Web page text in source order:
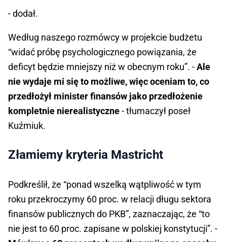
- dodał.
Według naszego rozmówcy w projekcie budżetu
“widać próbę psychologicznego powiązania, że
deficyt będzie mniejszy niż w obecnym roku”. -Ale
nie wydaje mi się to możliwe, więc oceniam to, co
przedłożył minister finansów jako przedłożenie
kompletnie nierealistyczne- tłumaczył poseł
Kuźmiuk.
Złamiemy kryteria Mastricht
Podkreślił, że “ponad wszelką wątpliwość w tym
roku przekroczymy 60 proc. w relacji długu sektora
finansów publicznych do PKB”, zaznaczając, że “to
nie jest to 60 proc. zapisane w polskiej konstytucji”. -